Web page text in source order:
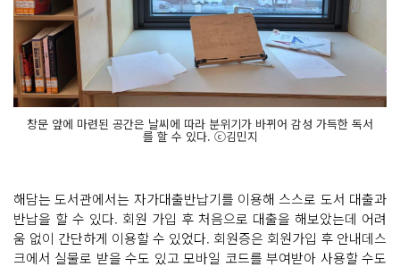
창문 앞에 마련된 공간은 날씨에 따라 분위기가 바뀌어 감성 가득한 독서
를 할 수 있다. ⓒ김민지
해담는 도서관에서는 자가대출반납기를 이용해 스스로 도서 대출과
반납을 할 수 있다. 회원 가입 후 처음으로 대출을 해보았는데 어려
움 없이 간단하게 이용할 수 있었다. 회원증은 회원가입 후 안내데스
크에서 실물로 받을 수도 있고 모바일 코드를 부여받아 사용할 수도